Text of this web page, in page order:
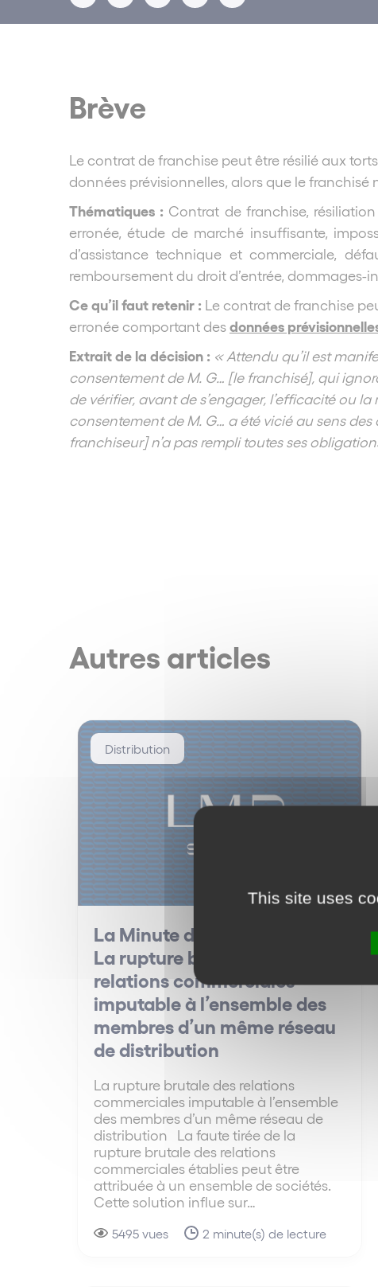
Brève
Le contrat de franchise peut être résilié aux
données prévisionnelles, alors que le franchisé
Thématiques : Contrat de franchise,
erronée, étude de marché insuffisante,
d’assistance technique et commerciale,
remboursement du droit d’entrée, dommages-
Ce qu’il faut retenir : Le contrat de franchise
erronée comportant desdonnées
Extrait de la décision : « Attendu qu’il est
consentement de M. G… [le franchisé], qui
de vérifier, avant de s’engager, l’efficacité ou
consentement de M. G… a été vicié au sens
franchiseur] n’a pas rempli toutes ses
Autres articles
Distribution
La Minute des Réseaux #23 –
La rupture brutale des
relations commerciales
imputable à l’ensemble des
membres d’un même réseau
de distribution
La rupture brutale des relations
commerciales imputable à l’ensemble
des membres d’un même réseau de
distribution La faute tirée de la
rupture brutale des relations
commerciales établies peut être
attribuée à un ensemble de sociétés.
Cette solution influe sur…
5495 vues 2 minute(s) de lecture
This site uses